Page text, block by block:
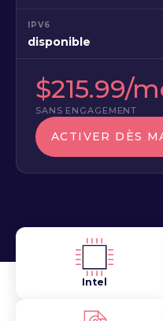
IPV6
disponible
$215.99/
SANS ENGAGEMENT
ACTIVER DÈS
Intel